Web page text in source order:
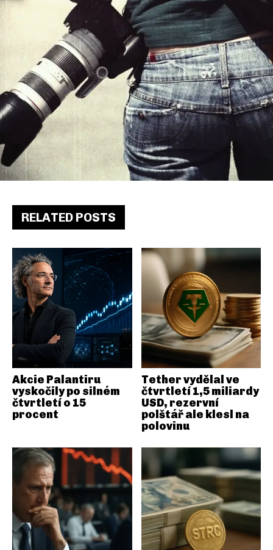
RELATED POSTS
Akcie Palantiru
vyskočily po silném
čtvrtletí o 15
procent
Tether vydělal ve
čtvrtletí 1,5 miliardy
USD, rezervní
polštář ale klesl na
polovinu